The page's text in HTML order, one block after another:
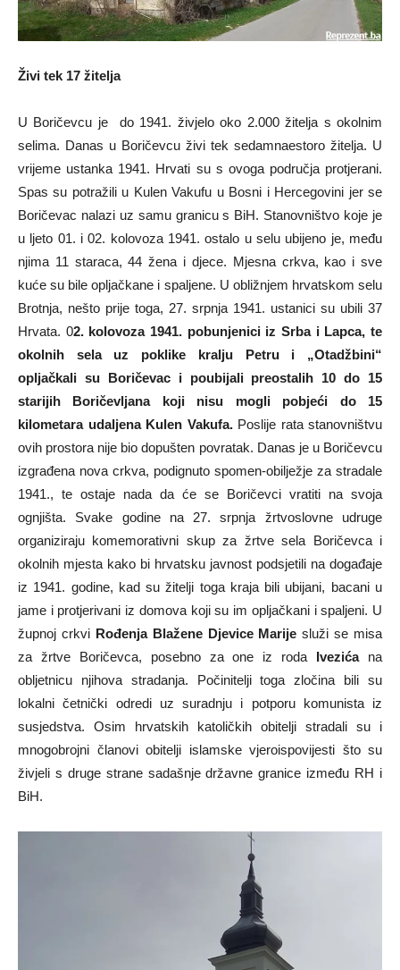
Živi tek 17 žitelja
U Boričevcu je do 1941. živjelo oko 2.000 žitelja s okolnim
selima. Danas u Boričevcu živi tek sedamnaestoro žitelja. U
vrijeme ustanka 1941. Hrvati su s ovoga područja protjerani.
Spas su potražili u Kulen Vakufu u Bosni i Hercegovini jer se
Boričevac nalazi uz samu granicu s BiH. Stanovništvo koje je
u ljeto 01. i 02. kolovoza 1941. ostalo u selu ubijeno je, među
njima 11 staraca, 44 žena i djece. Mjesna crkva, kao i sve
kuće su bile opljačkane i spaljene. U obližnjem hrvatskom selu
Brotnja, nešto prije toga, 27. srpnja 1941. ustanici su ubili 37
Hrvata. 02. kolovoza 1941. pobunjenici iz Srba i Lapca, te
okolnih sela uz poklike kralju Petru i „Otadžbini“
opljačkali su Boričevac i poubijali preostalih 10 do 15
starijih Boričevljana koji nisu mogli pobjeći do 15
kilometara udaljena Kulen Vakufa.Poslije rata stanovništvu
ovih prostora nije bio dopušten povratak. Danas je u Boričevcu
izgrađena nova crkva, podignuto spomen-obilježje za stradale
1941., te ostaje nada da će se Boričevci vratiti na svoja
ognjišta. Svake godine na 27. srpnja žrtvoslovne udruge
organiziraju komemorativni skup za žrtve sela Boričevca i
okolnih mjesta kako bi hrvatsku javnost podsjetili na događaje
iz 1941. godine, kad su žitelji toga kraja bili ubijani, bacani u
jame i protjerivani iz domova koji su im opljačkani i spaljeni. U
župnoj crkvi Rođenja Blažene Djevice Marije služi se misa
za žrtve Boričevca, posebno za one iz roda Ivezićana
obljetnicu njihova stradanja. Počinitelji toga zločina bili su
lokalni četnički odredi uz suradnju i potporu komunista iz
susjedstva. Osim hrvatskih katoličkih obitelji stradali su i
mnogobrojni članovi obitelji islamske vjeroispovijesti što su
živjeli s druge strane sadašnje državne granice između RH i
BiH.